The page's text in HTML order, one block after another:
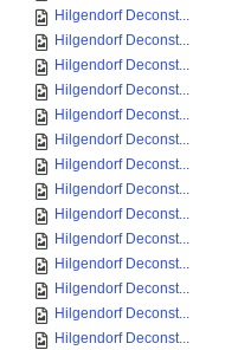
Hilgendorf Deconst...
Hilgendorf Deconst...
Hilgendorf Deconst...
Hilgendorf Deconst...
Hilgendorf Deconst...
Hilgendorf Deconst...
Hilgendorf Deconst...
Hilgendorf Deconst...
Hilgendorf Deconst...
Hilgendorf Deconst...
Hilgendorf Deconst...
Hilgendorf Deconst...
Hilgendorf Deconst...
Hilgendorf Deconst...